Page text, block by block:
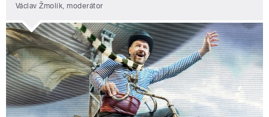
Václav Žmolík, moderátor